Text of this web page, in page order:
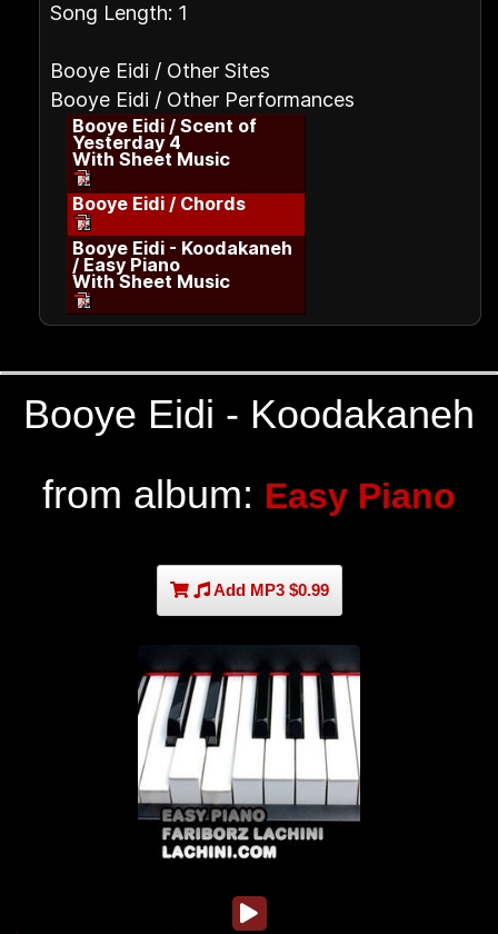
Song Length: 1
Booye Eidi / Other Sites
Booye Eidi / Other Performances
Booye Eidi / Scent of
Yesterday 4
With Sheet Music
Booye Eidi / Chords
Booye Eidi - Koodakaneh
/ Easy Piano
With Sheet Music
Booye Eidi - Koodakaneh
from album: Easy Piano
Add MP3 $0.99